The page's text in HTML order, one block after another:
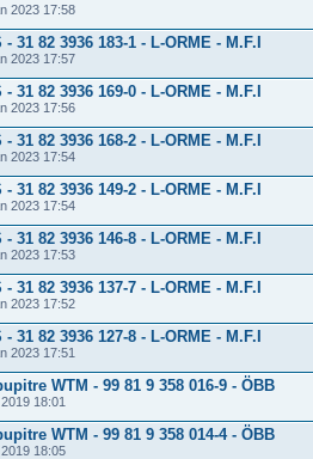
2023 17:58
31 82 3936 183-1 - L-ORME - M.F.I
2023 17:57
31 82 3936 169-0 - L-ORME - M.F.I
2023 17:56
31 82 3936 168-2 - L-ORME - M.F.I
2023 17:54
31 82 3936 149-2 - L-ORME - M.F.I
2023 17:54
31 82 3936 146-8 - L-ORME - M.F.I
2023 17:53
31 82 3936 137-7 - L-ORME - M.F.I
2023 17:52
31 82 3936 127-8 - L-ORME - M.F.I
2023 17:51
WTM - 99 81 9 358 016-9 - ÖBB
18:01
WTM - 99 81 9 358 014-4 - ÖBB
18:05